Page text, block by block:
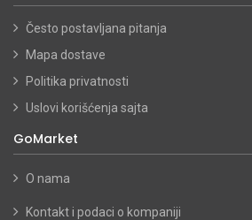
Često postavljana pitanja
Mapa dostave
Politika privatnosti
Uslovi korišćenja sajta
GoMarket
O nama
Kontakt i podaci o kompaniji